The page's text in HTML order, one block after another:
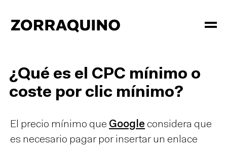
¿Qué es el CPC mínimo o
coste por clic mínimo?
El precio mínimo que Google considera que
es necesario pagar por insertar un enlace